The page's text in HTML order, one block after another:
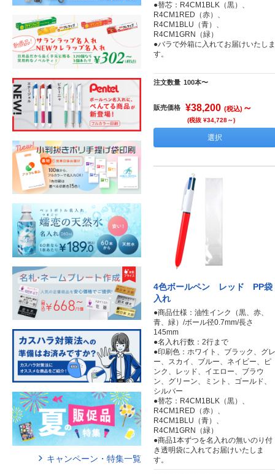
●替芯：R4CM1BLK（黒）、
R4CM1RED（赤）、
R4CM1BLU（青）、
R4CM1GRN（緑）
●バラで外箱に入れてお届けいたしま
す。
注文数量 100本〜
販売価格 ¥38,200 (税込) ～
(税抜 ¥34,728～)
選択
4色ボールペン レッド PP袋
入れ
●商品仕様：油性インク（黒、赤、
青、緑）/ボール径0.7mm/長さ
145mm
●名入れ行数：2行まで
●印刷色：ホワイト、ブラック、グレ
ー、スカイ、ブルー、ネイビー、ピ
ンク、レッド、イエロー、ブラウ
ン、グリーン、ミント、ゴールド、
シルバー
●替芯：R4CM1BLK（黒）、
R4CM1RED（赤）、
R4CM1BLU（青）、
R4CM1GRN（緑）
●商品1本ずつを名入れの無いのり付
き透明袋に入れてお届けいたしま
す。
キャンペーン・特集一覧